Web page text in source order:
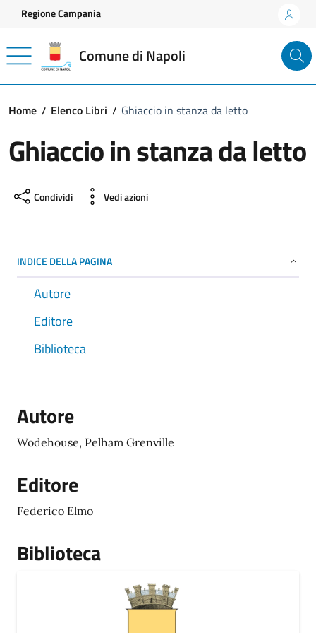
Vai ai contenuti
Vai al footer
Regione Campania
Comune di Napoli
Home Elenco Libri Ghiaccio in stanza da letto
Ghiaccio in stanza da letto
Condividi Vedi azioni
INDICE DELLA PAGINA
Autore
Editore
Biblioteca
Autore
Wodehouse, Pelham Grenville
Editore
Federico Elmo
Biblioteca